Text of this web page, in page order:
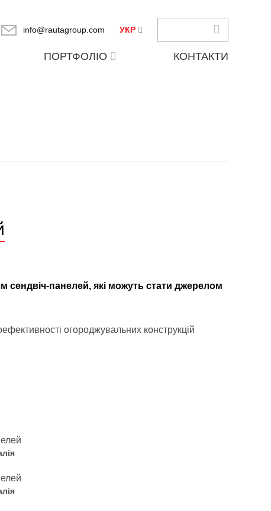
info@rautagroup.com УКР
ПОРТФОЛІО КОНТАКТИ
сендвіч-панелей, які можуть стати джерелом
огороджувальних конструкцій